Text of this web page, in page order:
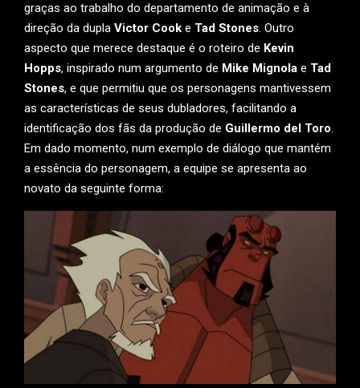
graças ao trabalho do departamento de animação e à
direção da dupla Victor Cook e Tad Stones. Outro
aspecto que merece destaque é o roteiro de Kevin
Hopps, inspirado num argumento de Mike Mignola e Tad
Stones, e que permitiu que os personagens mantivessem
as características de seus dubladores, facilitando a
identificação dos fãs da produção de Guillermo del Toro.
Em dado momento, num exemplo de diálogo que mantém
a essência do personagem, a equipe se apresenta ao
novato da seguinte forma: